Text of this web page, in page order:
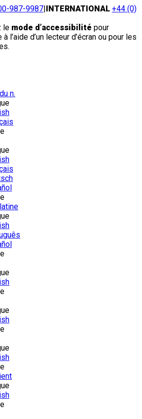
987-9987|INTERNATIONAL +44 (0)
le mode d’accessibilité pour
l’aide d’un lecteur d’écran ou pour les
n.